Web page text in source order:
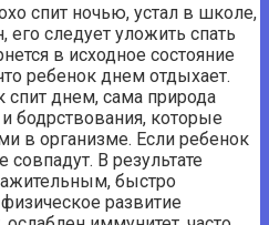
спит ночью, устал в школе,
следует уложить спать
в исходное состояние
ребенок днем ​​отдыхает.
спит днем, сама природа
бодрствования, которые
в организме. Если ребенок
В результате
быстро
развитие